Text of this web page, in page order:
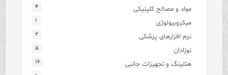
مواد و مصالح کلینیکی ۴
میکروبیولوژی ۱
نرم افزارهای پزشکی ۲
نوزادان ۵
هتلینگ و تجهیزات جانبی ۱۶